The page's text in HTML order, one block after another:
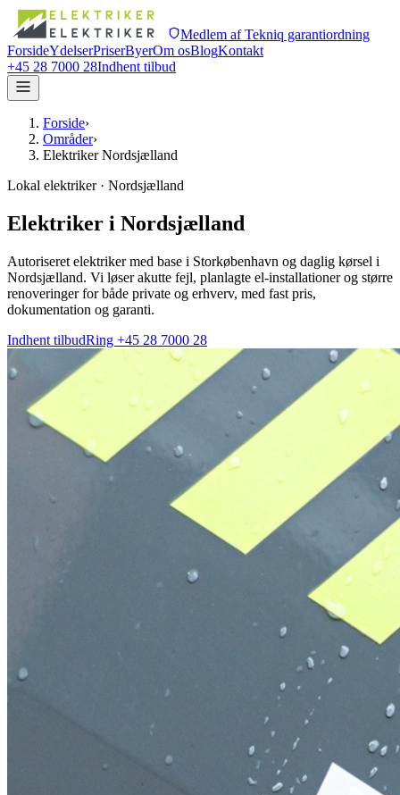
Medlem af Tekniq garantiordning
ForsideYdelserPriserByerOm osBlogKontakt
+45 28 7000 28Indhent tilbud
Forside›
Områder›
Elektriker Nordsjælland
Lokal elektriker · Nordsjælland
Elektriker i Nordsjælland
Autoriseret elektriker med base i Storkøbenhavn og daglig kørsel i
Nordsjælland. Vi løser akutte fejl, planlagte el-installationer og større
renoveringer for både private og erhverv, med fast pris,
dokumentation og garanti.
Indhent tilbudRing +45 28 7000 28